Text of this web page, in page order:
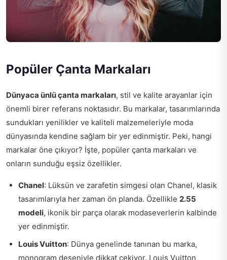
Popüler Çanta Markaları
Dünyaca ünlü çanta markaları, stil ve kalite arayanlar için
önemli birer referans noktasıdır. Bu markalar, tasarımlarında
sundukları yenilikler ve kaliteli malzemeleriyle moda
dünyasında kendine sağlam bir yer edinmiştir. Peki, hangi
markalar öne çıkıyor? İşte, popüler çanta markaları ve
onların sunduğu eşsiz özellikler.
Chanel: Lüksün ve zarafetin simgesi olan Chanel, klasik
tasarımlarıyla her zaman ön planda. Özellikle 2.55
modeli, ikonik bir parça olarak modaseverlerin kalbinde
yer edinmiştir.
Louis Vuitton: Dünya genelinde tanınan bu marka,
monogram deseniyle dikkat çekiyor. Louis Vuitton